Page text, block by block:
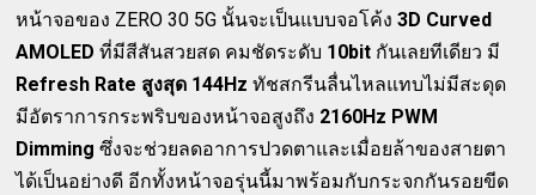
หน้าจอของ ZERO 30 5G นั้นจะเป็นแบบจอโค้ง3D Curved
AMOLED ที่มีสีสันสวยสด คมชัดระดับ 10bit กันเลยทีเดียว มี
Refresh Rate สูงสุด 144Hz ทัชสกรีนลื่นไหลแทบไม่มีสะดุด
มีอัตราการกระพริบของหน้าจอสูงถึง 2160Hz PWM
Dimming ซึ่งจะช่วยลดอาการปวดตาและเมื่อยล้าของสายตา
ได้เป็นอย่างดี อีกทั้งหน้าจอรุ่นนี้มาพร้อมกับกระจกกันรอยขีด